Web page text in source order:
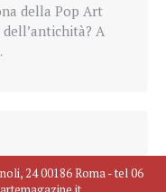
della Pop Art
A
24 00186 Roma - tel 06